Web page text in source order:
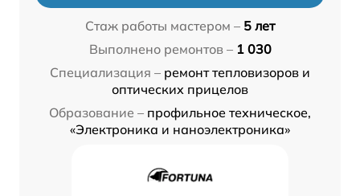
Стаж работы мастером – 5 лет
Выполнено ремонтов – 1 030
Специализация – ремонт тепловизоров и
оптических прицелов
Образование – профильное техническое,
«Электроника и наноэлектроника»